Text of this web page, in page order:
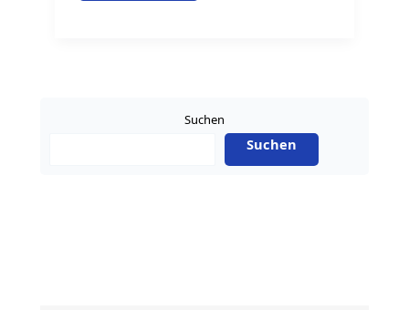
Suchen
Suchen